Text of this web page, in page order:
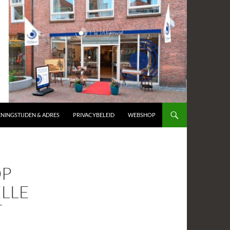
& ADRES PRIVACYBELEID WEBSHOP